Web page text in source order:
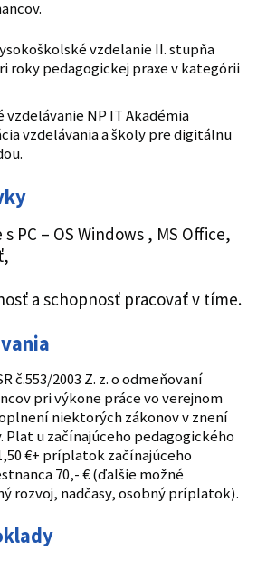
vzdelanie II. stupňa
roky pedagogickej praxe v kategórii
vzdelávanie NP IT Akadémia
vzdelávania a školy pre digitálnu
PC – OS Windows , MS Office,
a schopnosť pracovať v tíme.
č.553/2003 Z. z. o odmeňovaní
pri výkone práce vo verejnom
niektorých zákonov v znení
Plat u začínajúceho pedagogického
€+ príplatok začínajúceho
70,- € (ďalšie možné
rozvoj, nadčasy, osobný príplatok).